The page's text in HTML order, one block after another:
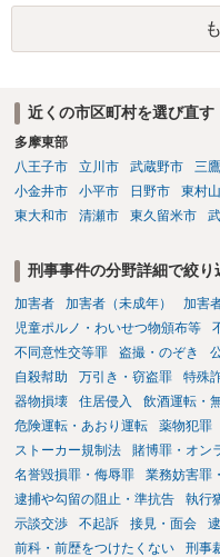
近くの市区町村を選び直す
多摩東部
八王子市
立川市 武蔵野市 三
小金井市
小平市 日野市 東村
東大和市
清瀬市 東久留米市
刑事事件の分野詳細で絞り
加害者 加害者（未成年） 加害
児童ポルノ・わいせつ物頒布等
不同意性交等罪
盗撮・のぞき
自殺幇助
万引き・窃盗罪 特殊
器物損壊
住居侵入 飲酒運転・
危険運転・あおり運転
薬物犯罪
ストーカー規制法
賭博罪・オン
名誉毀損罪・侮辱罪
業務妨害罪
逮捕や勾留の阻止・準抗告
執行
示談交渉
不起訴 接見・面会
前科・前歴をつけたくない
刑事